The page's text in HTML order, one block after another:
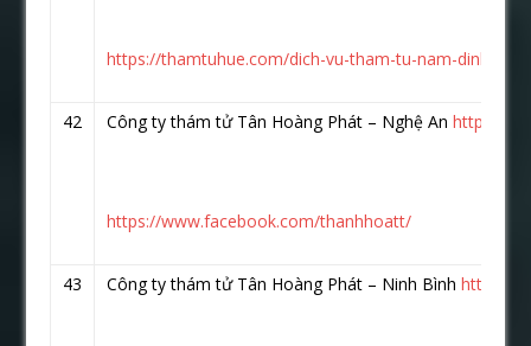
https://thamtuhue.com/dich-vu-tham-tu-nam-dinh.html
42 Công ty thám tử Tân Hoàng Phát – Nghệ Anhttps://
https://www.facebook.com/thanhhoatt/
43 Công ty thám tử Tân Hoàng Phát – Ninh Bìnhhttps://